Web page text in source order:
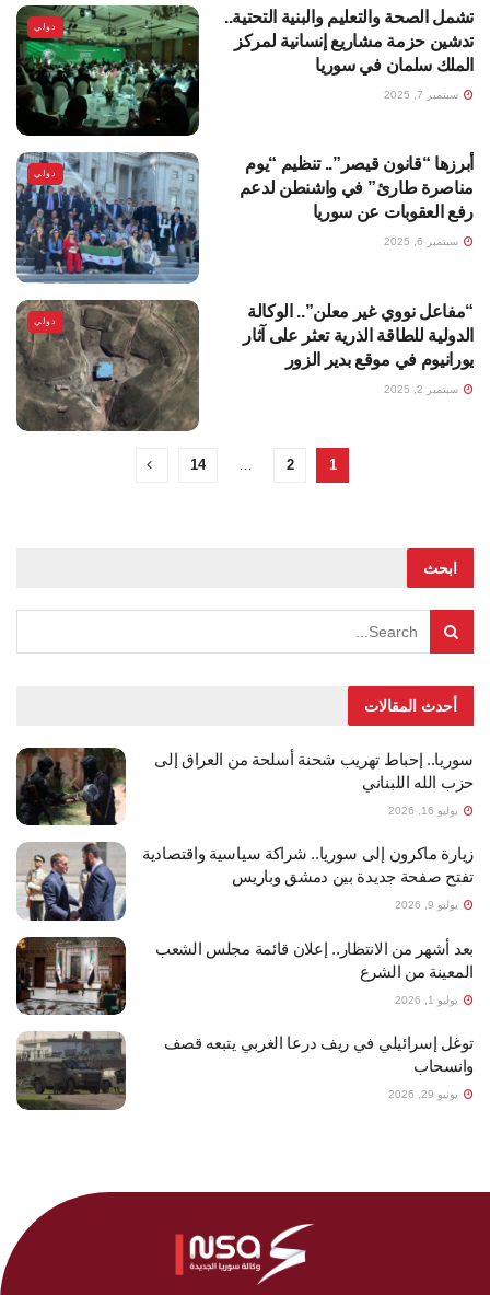
دولي
تشمل الصحة والتعليم والبنية التحتية..
تدشين حزمة مشاريع إنسانية لمركز
الملك سلمان في سوريا
سبتمبر 7, 2025
دولي
أبرزها “قانون قيصر”.. تنظيم “يوم
مناصرة طارئ” في واشنطن لدعم
رفع العقوبات عن سوريا
سبتمبر 6, 2025
دولي
“مفاعل نووي غير معلن”.. الوكالة
الدولية للطاقة الذرية تعثر على آثار
يورانيوم في موقع بدير الزور
سبتمبر 2, 2025
1
2
14
ابحث
أحدث المقالات
سوريا.. إحباط تهريب شحنة أسلحة من العراق إلى
حزب الله اللبناني
يوليو 16, 2026
زيارة ماكرون إلى سوريا.. شراكة سياسية واقتصادية
تفتح صفحة جديدة بين دمشق وباريس
يوليو 9, 2026
بعد أشهر من الانتظار.. إعلان قائمة مجلس الشعب
المعينة من الشرع
يوليو 1, 2026
توغل إسرائيلي في ريف درعا الغربي يتبعه قصف
وانسحاب
يونيو 29, 2026